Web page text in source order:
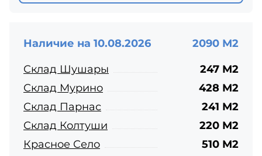
Наличие на 10.08.2026
2090 М2
Склад Шушары
247 М2
Склад Мурино
428 М2
Склад Парнас
241 М2
Склад Колтуши
220 М2
Красное Село
510 М2